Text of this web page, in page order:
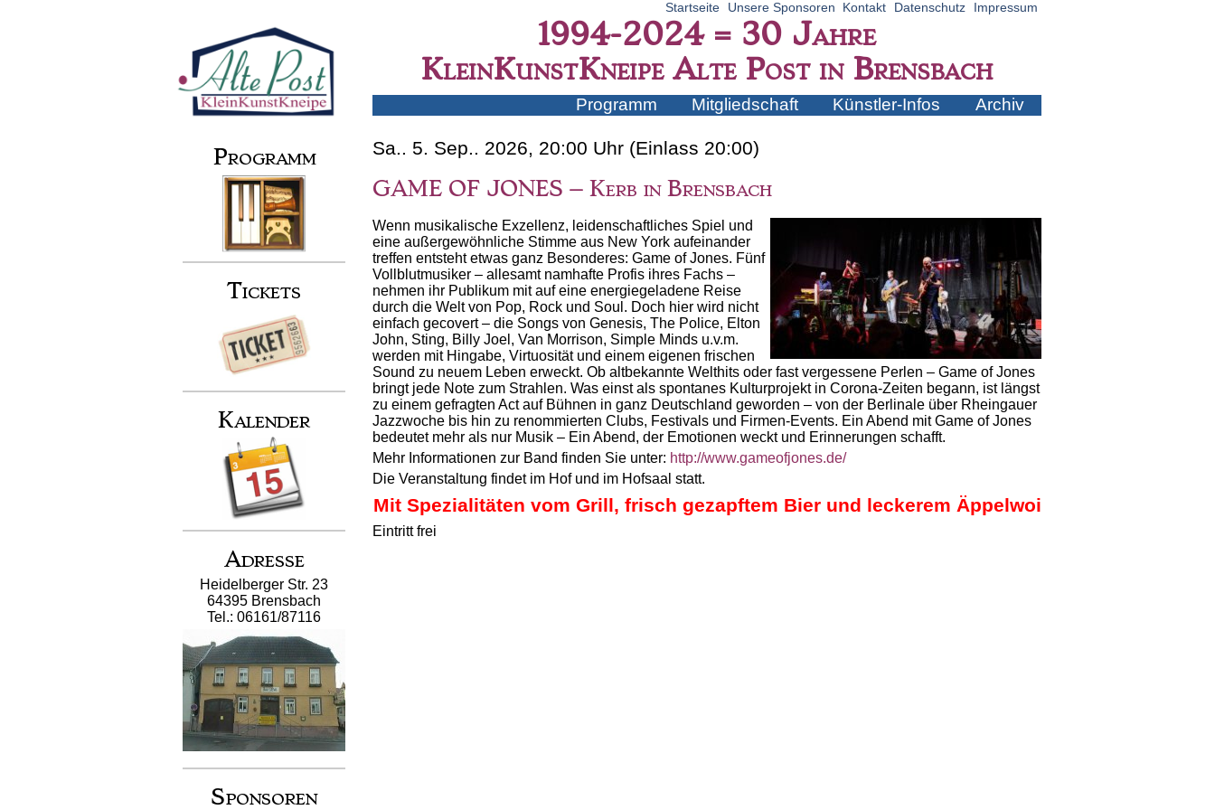
Secondary menu
Startseite Unsere Sponsoren Kontakt Datenschutz Impressum
1994-2024 = 30 Jahre
KleinKunstKneipe Alte Post in Brensbach
Skip
content
Programm Mitgliedschaft Künstler-Infos Archiv
Sa.. 5. Sep.. 2026, 20:00 Uhr (Einlass 20:00)
GAME OF JONES – Kerb in Brensbach
Wenn musikalische Exzellenz, leidenschaftliches Spiel und
eine außergewöhnliche Stimme aus New York aufeinander
treffen entsteht etwas ganz Besonderes: Game of Jones. Fünf
Vollblutmusiker – allesamt namhafte Profis ihres Fachs –
nehmen ihr Publikum mit auf eine energiegeladene Reise
durch die Welt von Pop, Rock und Soul. Doch hier wird nicht
einfach gecovert – die Songs von Genesis, The Police, Elton
John, Sting, Billy Joel, Van Morrison, Simple Minds u.v.m.
werden mit Hingabe, Virtuosität und einem eigenen frischen
Sound zu neuem Leben erweckt. Ob altbekannte Welthits oder fast vergessene Perlen – Game of Jones
bringt jede Note zum Strahlen. Was einst als spontanes Kulturprojekt in Corona-Zeiten begann, ist längst
zu einem gefragten Act auf Bühnen in ganz Deutschland geworden – von der Berlinale über Rheingauer
Jazzwoche bis hin zu renommierten Clubs, Festivals und Firmen-Events. Ein Abend mit Game of Jones
bedeutet mehr als nur Musik – Ein Abend, der Emotionen weckt und Erinnerungen schafft.
Mehr Informationen zur Band finden Sie unter: http://www.gameofjones.de/
Die Veranstaltung findet im Hof und im Hofsaal statt.
Mit Spezialitäten vom Grill, frisch gezapftem Bier und leckerem Äppelwoi
Eintritt frei
Programm
Tickets
Kalender
Adresse
Heidelberger Str. 23
64395 Brensbach
Tel.: 06161/87116
Sponsoren